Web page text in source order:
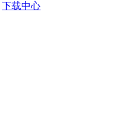
下载中心